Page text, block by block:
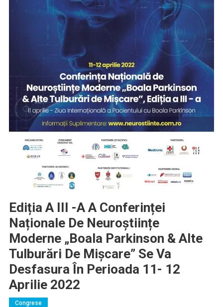
Ediția A III -a A Conferinței
Naționale De Neuroștiințe
Moderne „Boala Parkinson & Alte
Tulburări De Mișcare” Se Va
Desfasura În Perioada 11- 12
Aprilie 2022
Congrese